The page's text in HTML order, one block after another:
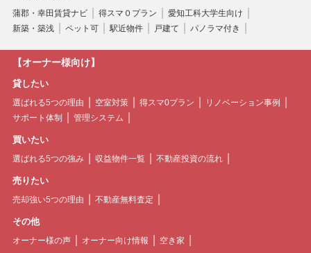
蒲郡・幸田賃貸ナビ 得スマ０プラン
愛知工科大学生向け
新築・築浅
ペット可 駅近物件 戸建て パノラマ付き
【オーナー様向け】
貸したい
選ばれる5つの理由 空室対策 得スマ0プラン
リノベーション事例
サポート体制
管理システム
買いたい
選ばれる5つの強み 収益物件一覧 不動産投資の流れ
売りたい
売却強い5つの理由 不動産無料査定
その他
オーナー様の声 オーナー向け情報 空き家